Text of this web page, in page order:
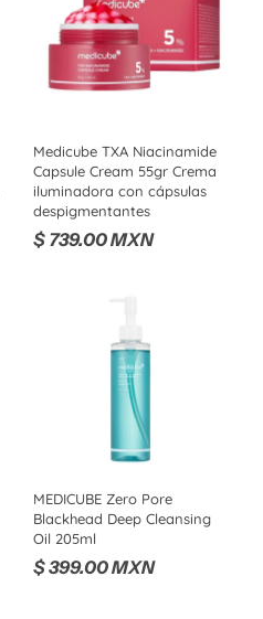
Medicube TXA Niacinamide
Capsule Cream 55gr Crema
iluminadora con cápsulas
despigmentantes
$ 739.00 MXN
MEDICUBE Zero Pore
Blackhead Deep Cleansing
Oil 205ml
$ 399.00 MXN